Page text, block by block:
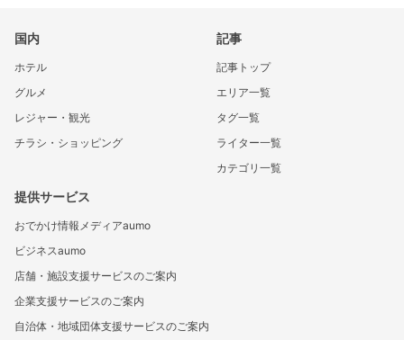
国内
ホテル
グルメ
レジャー・観光
チラシ・ショッピング
記事
記事トップ
エリア一覧
タグ一覧
ライター一覧
カテゴリ一覧
提供サービス
おでかけ情報メディアaumo
ビジネスaumo
店舗・施設支援サービスのご案内
企業支援サービスのご案内
自治体・地域団体支援サービスのご案内